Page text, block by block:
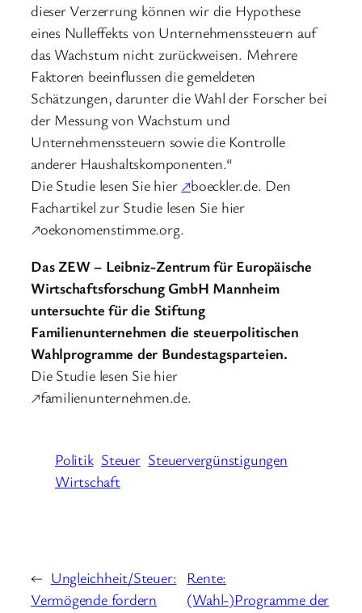
dieser Verzerrung können wir die Hypothese
eines Nulleffekts von Unternehmenssteuern auf
das Wachstum nicht zurückweisen. Mehrere
Faktoren beeinflussen die gemeldeten
Schätzungen, darunter die Wahl der Forscher bei
der Messung von Wachstum und
Unternehmenssteuern sowie die Kontrolle
anderer Haushaltskomponenten.“
Die Studie lesen Sie hier ↗boeckler.de. Den
Fachartikel zur Studie lesen Sie hier
↗oekonomenstimme.org.
Das ZEW – Leibniz-Zentrum für Europäische
Wirtschaftsforschung GmbH Mannheim
untersuchte für die Stiftung
Familienunternehmen die steuerpolitischen
Wahlprogramme der Bundestagsparteien.
Die Studie lesen Sie hier
↗familienunternehmen.de.
Politik Steuer Steuervergünstigungen
Wirtschaft
← Ungleichheit/Steuer:
Vermögende fordern
Rente:
(Wahl-)Programme der